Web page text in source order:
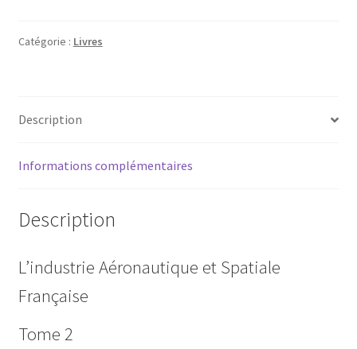
et
2)
Catégorie : Livres
Description
Informations complémentaires
Description
L’industrie Aéronautique et Spatiale
Française
Tome 2